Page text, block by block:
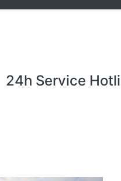
24h Service